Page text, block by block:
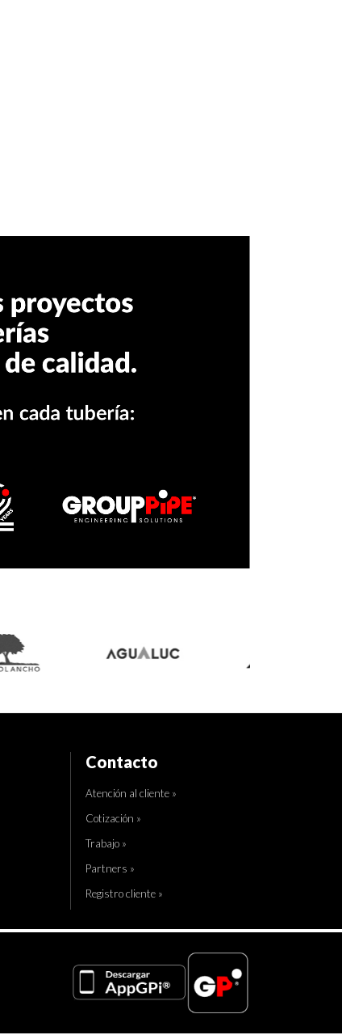
Contacto
Atención al cliente »
Cotización »
Trabajo »
Partners »
Registro cliente »